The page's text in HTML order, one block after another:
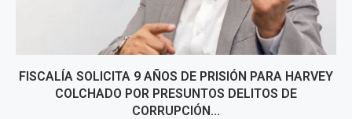
FISCALÍA SOLICITA 9 AÑOS DE PRISIÓN PARA HARVEY
COLCHADO POR PRESUNTOS DELITOS DE
CORRUPCIÓN...